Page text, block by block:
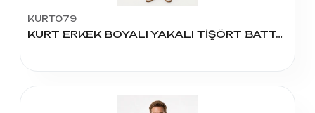
KURT079
KURT ERKEK BOYALI YAKALI TİŞÖRT BATTAL